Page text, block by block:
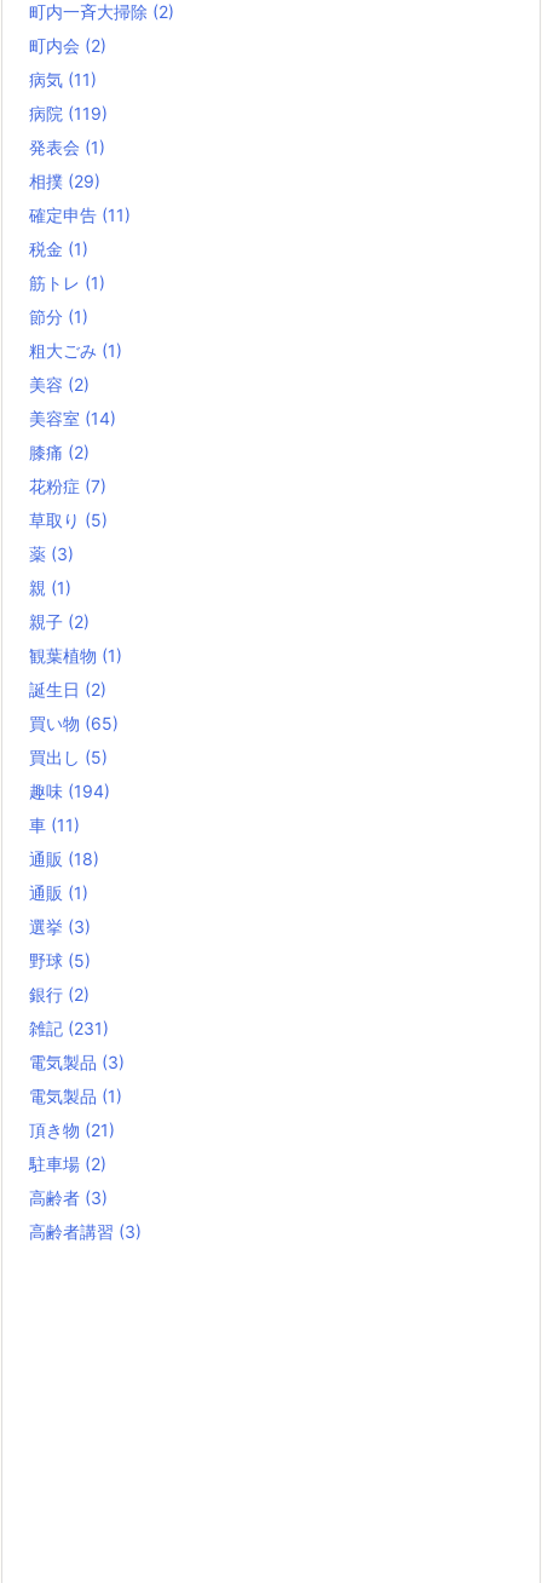
町内一斉大掃除 (2)
町内会 (2)
病気 (11)
病院 (119)
発表会 (1)
相撲 (29)
確定申告 (11)
税金 (1)
筋トレ (1)
節分 (1)
粗大ごみ (1)
美容 (2)
美容室 (14)
膝痛 (2)
花粉症 (7)
草取り (5)
薬 (3)
親 (1)
親子 (2)
観葉植物 (1)
誕生日 (2)
買い物 (65)
買出し (5)
趣味 (194)
車 (11)
通販 (18)
通販 (1)
選挙 (3)
野球 (5)
銀行 (2)
雑記 (231)
電気製品 (3)
電気製品 (1)
頂き物 (21)
駐車場 (2)
高齢者 (3)
高齢者講習 (3)